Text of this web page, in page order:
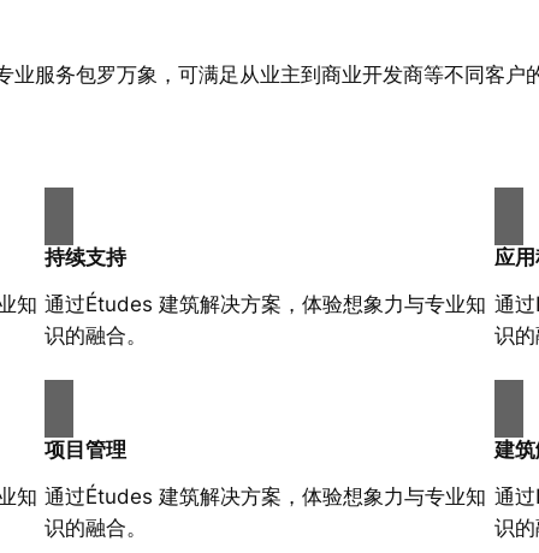
业服务包罗万象，可满足从业主到商业开发商等不同客户
知
持续支持
通过Études 建筑解决方案，体验想象力与专业知
识的融合。
应
通
识
知
项目管理
通过Études 建筑解决方案，体验想象力与专业知
识的融合。
建
通
识